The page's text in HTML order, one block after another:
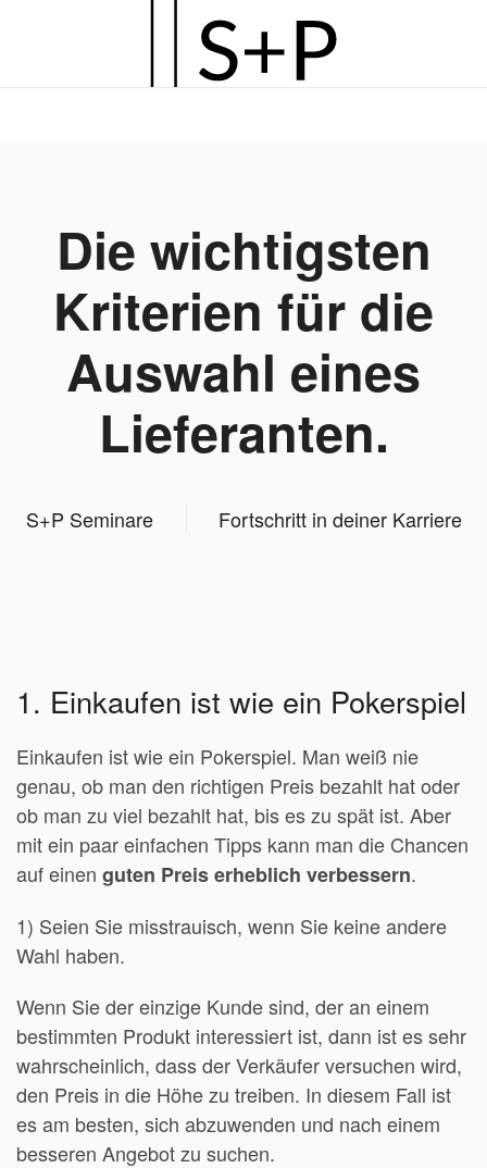
Die wichtigsten
Kriterien für die
Auswahl eines
Lieferanten.
S+P Seminare Fortschritt in deiner Karriere
1. Einkaufen ist wie ein Pokerspiel
Einkaufen ist wie ein Pokerspiel. Man weiß nie
genau, ob man den richtigen Preis bezahlt hat oder
ob man zu viel bezahlt hat, bis es zu spät ist. Aber
mit ein paar einfachen Tipps kann man die Chancen
auf einen guten Preis erheblich verbessern.
1) Seien Sie misstrauisch, wenn Sie keine andere
Wahl haben.
Wenn Sie der einzige Kunde sind, der an einem
bestimmten Produkt interessiert ist, dann ist es sehr
wahrscheinlich, dass der Verkäufer versuchen wird,
den Preis in die Höhe zu treiben. In diesem Fall ist
es am besten, sich abzuwenden und nach einem
besseren Angebot zu suchen.